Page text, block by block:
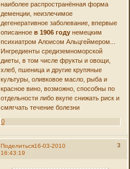
наиболее распространённая форма
деменции, неизлечимое
дегенеративное заболевание, впервые
описанное в 1906 годунемецким
психиатром Алоисом Альцгеймером...
Ингредиенты средиземноморской
диеты, в том числе фрукты и овощи,
хлеб, пшеница и другие крупяные
культуры, оливковое масло, рыба и
красное вино, возможно, способны по
отдельности либо вкупе снижать риск и
смягчать течение болезни
0
Поделиться 3
16-03-2010
16:43:19